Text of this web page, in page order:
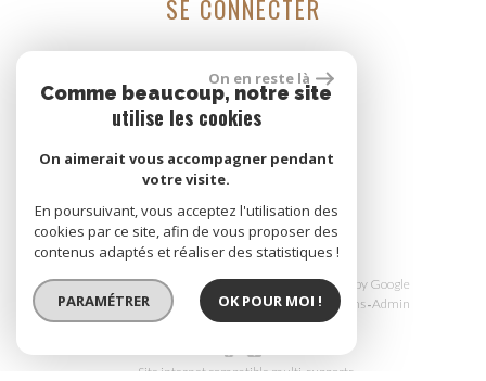
SE CONNECTER
ESPACE PROPRIÉTAIRE
réalisé par
© 2026 | Tous droits réservés | Traduction powered by Google
Plan du site Mentions légales Nos honoraires Liens Admin
Site internet compatible multi-supports,
On en reste là
Comme beaucoup, notre site
utilise les cookies
On aimerait vous accompagner pendant
votre visite.
En poursuivant, vous acceptez l'utilisation des
cookies par ce site, afin de vous proposer des
contenus adaptés et réaliser des statistiques !
PARAMÉTRER OK POUR MOI !